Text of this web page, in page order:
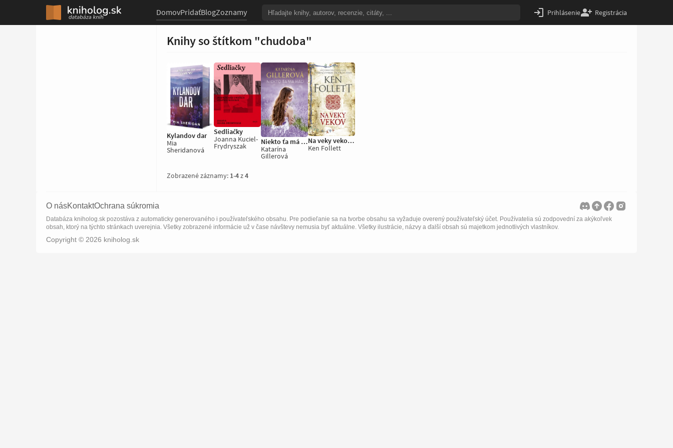
DomovPridaťBlogZoznamy Prihlásenie Registrácia
Knihy so štítkom "chudoba"
Kylandov dar
Mia
Sheridanová
Sedliačky
Joanna Kuciel-
Frydryszak
Niekto ťa má rád
Katarína
Gillerová
Na veky vekov, 2. vydanie
Ken Follett
Zobrazené záznamy: 1-4z4
O násKontaktOchrana súkromia
Databáza kniholog.sk pozostáva z automaticky generovaného i používateľského obsahu. Pre podieľanie sa na tvorbe obsahu sa vyžaduje overený používateľský účet. Používatelia sú zodpovední za akýkoľvek
obsah, ktorý na týchto stránkach uverejnia. Všetky zobrazené informácie už v čase návštevy nemusia byť aktuálne. Všetky ilustrácie, názvy a ďalší obsah sú majetkom jednotlivých vlastníkov.
Copyright © 2026 kniholog.sk